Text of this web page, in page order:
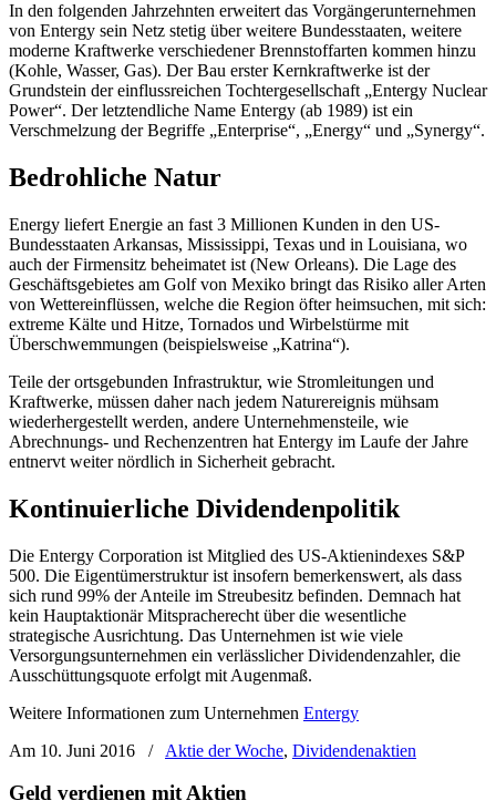
In den folgenden Jahrzehnten erweitert das Vorgängerunternehmen
von Entergy sein Netz stetig über weitere Bundesstaaten, weitere
moderne Kraftwerke verschiedener Brennstoffarten kommen hinzu
(Kohle, Wasser, Gas). Der Bau erster Kernkraftwerke ist der
Grundstein der einflussreichen Tochtergesellschaft „Entergy Nuclear
Power“. Der letztendliche Name Entergy (ab 1989) ist ein
Verschmelzung der Begriffe „Enterprise“, „Energy“ und „Synergy“.
Bedrohliche Natur
Energy liefert Energie an fast 3 Millionen Kunden in den US-
Bundesstaaten Arkansas, Mississippi, Texas und in Louisiana, wo
auch der Firmensitz beheimatet ist (New Orleans). Die Lage des
Geschäftsgebietes am Golf von Mexiko bringt das Risiko aller Arten
von Wettereinflüssen, welche die Region öfter heimsuchen, mit sich:
extreme Kälte und Hitze, Tornados und Wirbelstürme mit
Überschwemmungen (beispielsweise „Katrina“).
Teile der ortsgebunden Infrastruktur, wie Stromleitungen und
Kraftwerke, müssen daher nach jedem Naturereignis mühsam
wiederhergestellt werden, andere Unternehmensteile, wie
Abrechnungs- und Rechenzentren hat Entergy im Laufe der Jahre
entnervt weiter nördlich in Sicherheit gebracht.
Kontinuierliche Dividendenpolitik
Die Entergy Corporation ist Mitglied des US-Aktienindexes S&P
500. Die Eigentümerstruktur ist insofern bemerkenswert, als dass
sich rund 99% der Anteile im Streubesitz befinden. Demnach hat
kein Hauptaktionär Mitspracherecht über die wesentliche
strategische Ausrichtung. Das Unternehmen ist wie viele
Versorgungsunternehmen ein verlässlicher Dividendenzahler, die
Ausschüttungsquote erfolgt mit Augenmaß.
Weitere Informationen zum Unternehmen Entergy
Am 10. Juni 2016
/ Aktie der Woche, Dividendenaktien
Geld verdienen mit Aktien